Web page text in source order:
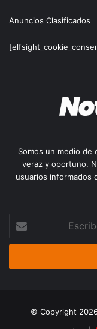
Anuncios Clasificados
Somos un medio de
veraz y oportuno.
usuarios informados
correo
© Copyright